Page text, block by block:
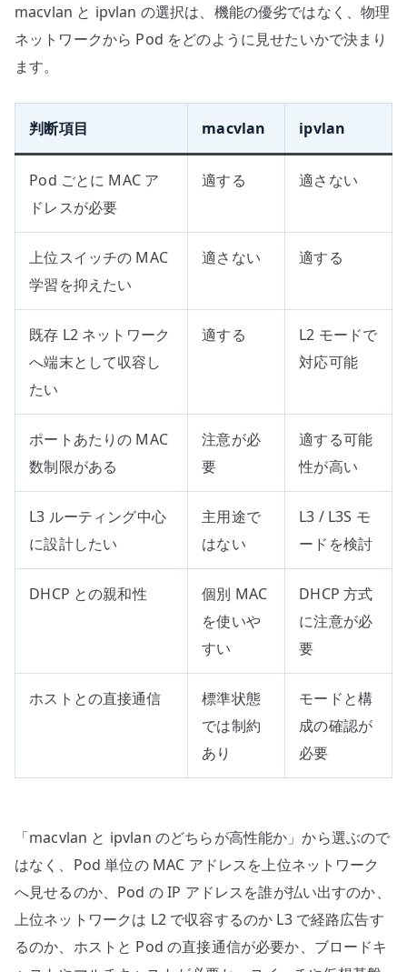
macvlan と ipvlan の選択は、機能の優劣ではなく、物理
ネットワークから Pod をどのように見せたいかで決まり
ます。
判断項目 macvlan ipvlan
Pod ごとに MAC ア
ドレスが必要
適する 適さない
上位スイッチの MAC
学習を抑えたい
適さない 適する
既存 L2 ネットワーク
へ端末として収容し
たい
適する
L2 モードで
対応可能
ポートあたりの MAC
数制限がある
注意が必
要
適する可能
性が高い
L3 ルーティング中心
に設計したい
主用途で
はない
L3 / L3S モ
ードを検討
DHCP との親和性
個別 MAC
を使いや
すい
DHCP 方式
に注意が必
要
ホストとの直接通信
標準状態
では制約
あり
モードと構
成の確認が
必要
「macvlan と ipvlan のどちらが高性能か」から選ぶので
はなく、Pod 単位の MAC アドレスを上位ネットワーク
へ見せるのか、Pod の IP アドレスを誰が払い出すのか、
上位ネットワークは L2 で収容するのか L3 で経路広告す
るのか、ホストと Pod の直接通信が必要か、ブロードキ